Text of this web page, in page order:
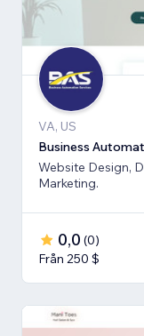
VA, US
Business
Website Design,
Marketing.
0,0 (0)
Från 250 $